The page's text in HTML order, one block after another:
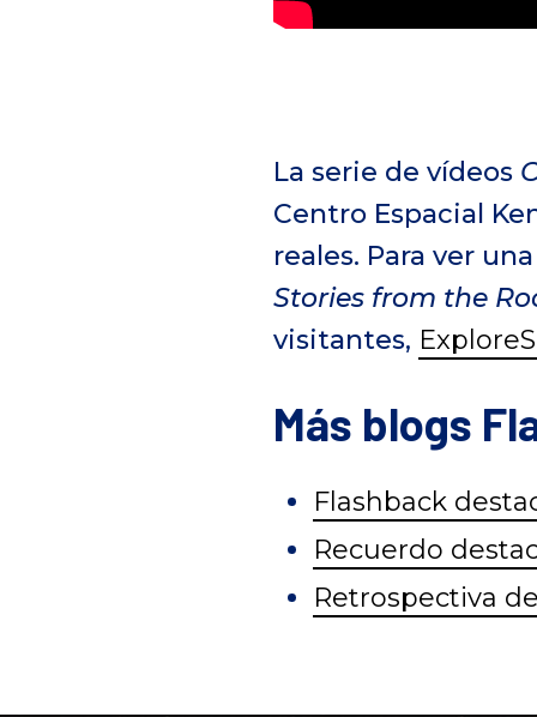
La serie de vídeos
Centro Espacial
reales. Para ver
Stories from the
visitantes,
Más blogs
Flashback
Recuerdo
Retrospectiva